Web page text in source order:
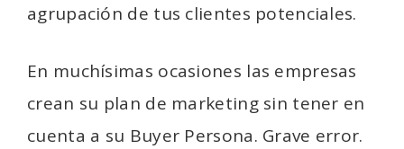
agrupación de tus clientes potenciales.
En muchísimas ocasiones las empresas
crean su plan de marketing sin tener en
cuenta a su Buyer Persona. Grave error.